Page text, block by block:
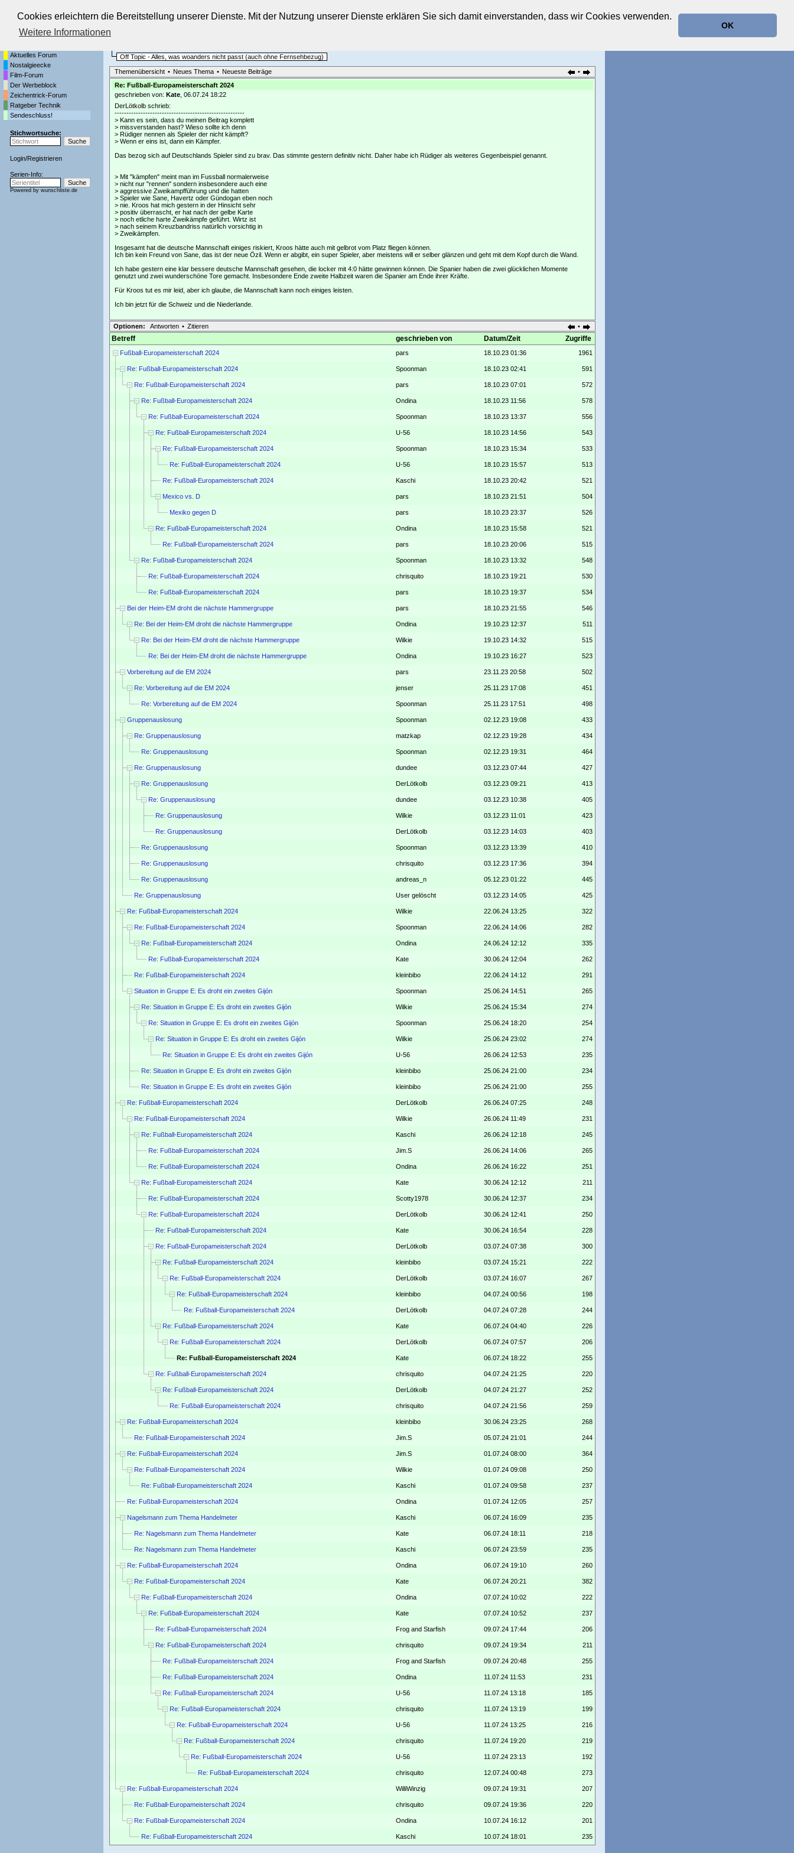
Cookies erleichtern die Bereitstellung unserer Dienste. Mit der Nutzung unserer Dienste erklären Sie sich damit einverstanden, dass wir Cookies verwenden.
Weitere Informationen
OK
Die Fernseh-Diskussionsforen von
Aktuelles Forum
Nostalgieecke
Film-Forum
Der Werbeblock
Zeichentrick-Forum
Ratgeber Technik
Sendeschluss!
Stichwortsuche:
Login/Registrieren
Serien-Info:
Powered by wunschliste.de
Off Topic - Alles, was woanders nicht passt (auch ohne Fernsehbezug)
Themenübersicht • Neues Thema • Neueste Beiträge
•
Re: Fußball-Europameisterschaft 2024
geschrieben von: Kate, 06.07.24 18:22
DerLötkolb schrieb:
-------------------------------------------------------
> Kann es sein, dass du meinen Beitrag komplett
> missverstanden hast? Wieso sollte ich denn
> Rüdiger nennen als Spieler der nicht kämpft?
> Wenn er eins ist, dann ein Kämpfer.
Das bezog sich auf Deutschlands Spieler sind zu brav. Das stimmte gestern definitiv nicht. Daher habe ich Rüdiger als weiteres Gegenbeispiel genannt.
> Mit "kämpfen" meint man im Fussball normalerweise
> nicht nur "rennen" sondern insbesondere auch eine
> aggressive Zweikampfführung und die hatten
> Spieler wie Sane, Havertz oder Gündogan eben noch
> nie. Kroos hat mich gestern in der Hinsicht sehr
> positiv überrascht, er hat nach der gelbe Karte
> noch etliche harte Zweikämpfe geführt. Wirtz ist
> nach seinem Kreuzbandriss natürlich vorsichtig in
> Zweikämpfen.
Insgesamt hat die deutsche Mannschaft einiges riskiert, Kroos hätte auch mit gelbrot vom Platz fliegen können.
Ich bin kein Freund von Sane, das ist der neue Özil. Wenn er abgibt, ein super Spieler, aber meistens will er selber glänzen und geht mit dem Kopf durch die Wand.
Ich habe gestern eine klar bessere deutsche Mannschaft gesehen, die locker mit 4:0 hätte gewinnen können. Die Spanier haben die zwei glücklichen Momente
genutzt und zwei wunderschöne Tore gemacht. Insbesondere Ende zweite Halbzeit waren die Spanier am Ende ihrer Kräfte.
Für Kroos tut es mir leid, aber ich glaube, die Mannschaft kann noch einiges leisten.
Ich bin jetzt für die Schweiz und die Niederlande.
•
Optionen: Antworten • Zitieren
Betreff geschrieben von Datum/Zeit Zugriffe
Fußball-Europameisterschaft 2024 pars 18.10.23 01:36 1961
Re: Fußball-Europameisterschaft 2024 Spoonman 18.10.23 02:41 591
Re: Fußball-Europameisterschaft 2024 pars 18.10.23 07:01 572
Re: Fußball-Europameisterschaft 2024 Ondina 18.10.23 11:56 578
Re: Fußball-Europameisterschaft 2024 Spoonman 18.10.23 13:37 556
Re: Fußball-Europameisterschaft 2024 U-56 18.10.23 14:56 543
Re: Fußball-Europameisterschaft 2024 Spoonman 18.10.23 15:34 533
Re: Fußball-Europameisterschaft 2024 U-56 18.10.23 15:57 513
Re: Fußball-Europameisterschaft 2024 Kaschi 18.10.23 20:42 521
Mexico vs. D pars 18.10.23 21:51 504
Mexiko gegen D pars 18.10.23 23:37 526
Re: Fußball-Europameisterschaft 2024 Ondina 18.10.23 15:58 521
Re: Fußball-Europameisterschaft 2024 pars 18.10.23 20:06 515
Re: Fußball-Europameisterschaft 2024 Spoonman 18.10.23 13:32 548
Re: Fußball-Europameisterschaft 2024 chrisquito 18.10.23 19:21 530
Re: Fußball-Europameisterschaft 2024 pars 18.10.23 19:37 534
Bei der Heim-EM droht die nächste Hammergruppe pars 18.10.23 21:55 546
Re: Bei der Heim-EM droht die nächste Hammergruppe Ondina 19.10.23 12:37 511
Re: Bei der Heim-EM droht die nächste Hammergruppe Wilkie 19.10.23 14:32 515
Re: Bei der Heim-EM droht die nächste Hammergruppe Ondina 19.10.23 16:27 523
Vorbereitung auf die EM 2024 pars 23.11.23 20:58 502
Re: Vorbereitung auf die EM 2024 jenser 25.11.23 17:08 451
Re: Vorbereitung auf die EM 2024 Spoonman 25.11.23 17:51 498
Gruppenauslosung Spoonman 02.12.23 19:08 433
Re: Gruppenauslosung matzkap 02.12.23 19:28 434
Re: Gruppenauslosung Spoonman 02.12.23 19:31 464
Re: Gruppenauslosung dundee 03.12.23 07:44 427
Re: Gruppenauslosung DerLötkolb 03.12.23 09:21 413
Re: Gruppenauslosung dundee 03.12.23 10:38 405
Re: Gruppenauslosung Wilkie 03.12.23 11:01 423
Re: Gruppenauslosung DerLötkolb 03.12.23 14:03 403
Re: Gruppenauslosung Spoonman 03.12.23 13:39 410
Re: Gruppenauslosung chrisquito 03.12.23 17:36 394
Re: Gruppenauslosung andreas_n 05.12.23 01:22 445
Re: Gruppenauslosung User gelöscht 03.12.23 14:05 425
Re: Fußball-Europameisterschaft 2024 Wilkie 22.06.24 13:25 322
Re: Fußball-Europameisterschaft 2024 Spoonman 22.06.24 14:06 282
Re: Fußball-Europameisterschaft 2024 Ondina 24.06.24 12:12 335
Re: Fußball-Europameisterschaft 2024 Kate 30.06.24 12:04 262
Re: Fußball-Europameisterschaft 2024 kleinbibo 22.06.24 14:12 291
Situation in Gruppe E: Es droht ein zweites Gijón Spoonman 25.06.24 14:51 265
Re: Situation in Gruppe E: Es droht ein zweites Gijón Wilkie 25.06.24 15:34 274
Re: Situation in Gruppe E: Es droht ein zweites Gijón Spoonman 25.06.24 18:20 254
Re: Situation in Gruppe E: Es droht ein zweites Gijón Wilkie 25.06.24 23:02 274
Re: Situation in Gruppe E: Es droht ein zweites Gijón U-56 26.06.24 12:53 235
Re: Situation in Gruppe E: Es droht ein zweites Gijón kleinbibo 25.06.24 21:00 234
Re: Situation in Gruppe E: Es droht ein zweites Gijón kleinbibo 25.06.24 21:00 255
Re: Fußball-Europameisterschaft 2024 DerLötkolb 26.06.24 07:25 248
Re: Fußball-Europameisterschaft 2024 Wilkie 26.06.24 11:49 231
Re: Fußball-Europameisterschaft 2024 Kaschi 26.06.24 12:18 245
Re: Fußball-Europameisterschaft 2024 Jim.S 26.06.24 14:06 265
Re: Fußball-Europameisterschaft 2024 Ondina 26.06.24 16:22 251
Re: Fußball-Europameisterschaft 2024 Kate 30.06.24 12:12 211
Re: Fußball-Europameisterschaft 2024 Scotty1978 30.06.24 12:37 234
Re: Fußball-Europameisterschaft 2024 DerLötkolb 30.06.24 12:41 250
Re: Fußball-Europameisterschaft 2024 Kate 30.06.24 16:54 228
Re: Fußball-Europameisterschaft 2024 DerLötkolb 03.07.24 07:38 300
Re: Fußball-Europameisterschaft 2024 kleinbibo 03.07.24 15:21 222
Re: Fußball-Europameisterschaft 2024 DerLötkolb 03.07.24 16:07 267
Re: Fußball-Europameisterschaft 2024 kleinbibo 04.07.24 00:56 198
Re: Fußball-Europameisterschaft 2024 DerLötkolb 04.07.24 07:28 244
Re: Fußball-Europameisterschaft 2024 Kate 06.07.24 04:40 226
Re: Fußball-Europameisterschaft 2024 DerLötkolb 06.07.24 07:57 206
Re: Fußball-Europameisterschaft 2024 Kate 06.07.24 18:22 255
Re: Fußball-Europameisterschaft 2024 chrisquito 04.07.24 21:25 220
Re: Fußball-Europameisterschaft 2024 DerLötkolb 04.07.24 21:27 252
Re: Fußball-Europameisterschaft 2024 chrisquito 04.07.24 21:56 259
Re: Fußball-Europameisterschaft 2024 kleinbibo 30.06.24 23:25 268
Re: Fußball-Europameisterschaft 2024 Jim.S 05.07.24 21:01 244
Re: Fußball-Europameisterschaft 2024 Jim.S 01.07.24 08:00 364
Re: Fußball-Europameisterschaft 2024 Wilkie 01.07.24 09:08 250
Re: Fußball-Europameisterschaft 2024 Kaschi 01.07.24 09:58 237
Re: Fußball-Europameisterschaft 2024 Ondina 01.07.24 12:05 257
Nagelsmann zum Thema Handelmeter Kaschi 06.07.24 16:09 235
Re: Nagelsmann zum Thema Handelmeter Kate 06.07.24 18:11 218
Re: Nagelsmann zum Thema Handelmeter Kaschi 06.07.24 23:59 235
Re: Fußball-Europameisterschaft 2024 Ondina 06.07.24 19:10 260
Re: Fußball-Europameisterschaft 2024 Kate 06.07.24 20:21 382
Re: Fußball-Europameisterschaft 2024 Ondina 07.07.24 10:02 222
Re: Fußball-Europameisterschaft 2024 Kate 07.07.24 10:52 237
Re: Fußball-Europameisterschaft 2024 Frog and Starfish 09.07.24 17:44 206
Re: Fußball-Europameisterschaft 2024 chrisquito 09.07.24 19:34 211
Re: Fußball-Europameisterschaft 2024 Frog and Starfish 09.07.24 20:48 255
Re: Fußball-Europameisterschaft 2024 Ondina 11.07.24 11:53 231
Re: Fußball-Europameisterschaft 2024 U-56 11.07.24 13:18 185
Re: Fußball-Europameisterschaft 2024 chrisquito 11.07.24 13:19 199
Re: Fußball-Europameisterschaft 2024 U-56 11.07.24 13:25 216
Re: Fußball-Europameisterschaft 2024 chrisquito 11.07.24 19:20 219
Re: Fußball-Europameisterschaft 2024 U-56 11.07.24 23:13 192
Re: Fußball-Europameisterschaft 2024 chrisquito 12.07.24 00:48 273
Re: Fußball-Europameisterschaft 2024 WilliWinzig 09.07.24 19:31 207
Re: Fußball-Europameisterschaft 2024 chrisquito 09.07.24 19:36 220
Re: Fußball-Europameisterschaft 2024 Ondina 10.07.24 16:12 201
Re: Fußball-Europameisterschaft 2024 Kaschi 10.07.24 18:01 235